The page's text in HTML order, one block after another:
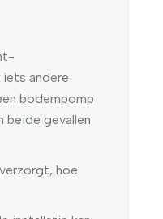
andere
bodempomp
beide gevallen
hoe